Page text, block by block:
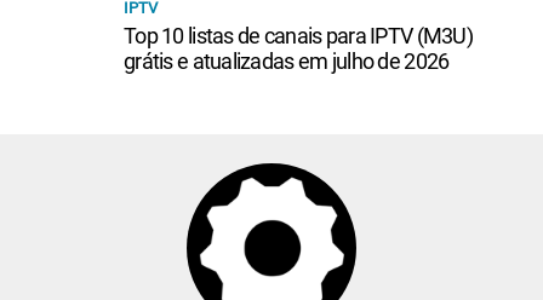
IPTV
Top 10 listas de canais para IPTV (M3U)
grátis e atualizadas em julho de 2026